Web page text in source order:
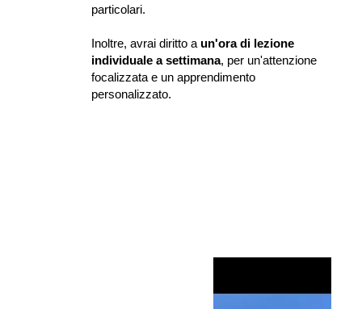
particolari.
Inoltre, avrai diritto a un'ora di lezione
individuale a settimana, per un'attenzione
focalizzata e un apprendimento
personalizzato.